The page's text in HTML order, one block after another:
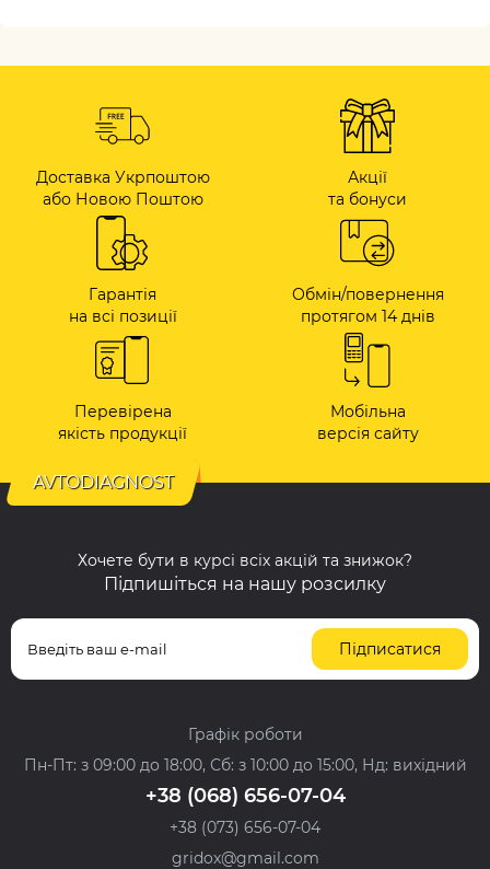
Доставка Укрпоштою
або Новою Поштою
Акції
та бонуси
Гарантія
на всі позиції
Обмін/повернення
протягом 14 днів
Перевірена
якість продукції
Мобільна
версія сайту
AVTODIAGNOST
Хочете бути в курсі всіх акцій та знижок?
Підпишіться на нашу розсилку
Підписатися
Графік роботи
Пн-Пт: з 09:00 до 18:00, Сб: з 10:00 до 15:00, Нд: вихідний
+38 (068) 656-07-04
+38 (073) 656-07-04
gridox@gmail.com